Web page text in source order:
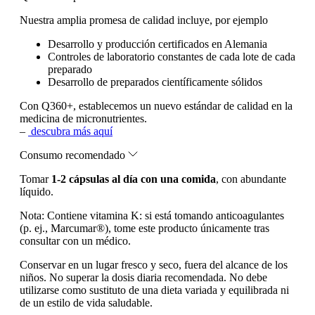
Nuestra amplia promesa de calidad incluye, por ejemplo
Desarrollo y producción certificados en Alemania
Controles de laboratorio constantes de cada lote de cada
preparado
Desarrollo de preparados científicamente sólidos
Con Q360+, establecemos un nuevo estándar de calidad en la
medicina de micronutrientes.
– descubra más aquí
Consumo recomendado
Tomar 1-2 cápsulas al día con una comida, con abundante
líquido.
Nota: Contiene vitamina K: si está tomando anticoagulantes
(p. ej., Marcumar®), tome este producto únicamente tras
consultar con un médico.
Conservar en un lugar fresco y seco, fuera del alcance de los
niños. No superar la dosis diaria recomendada. No debe
utilizarse como sustituto de una dieta variada y equilibrada ni
de un estilo de vida saludable.